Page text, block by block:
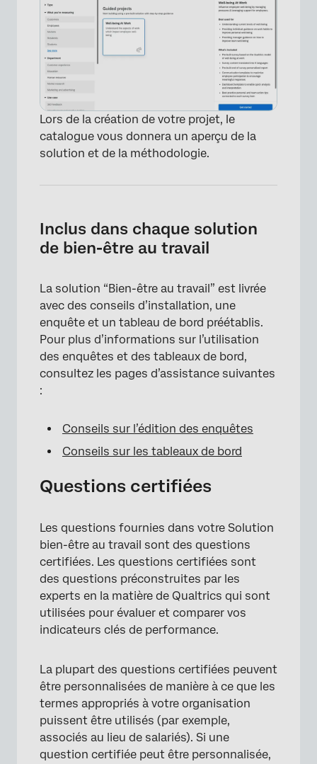
×
Lors de la création de votre projet, le
catalogue vous donnera un aperçu de la
solution et de la méthodologie.
Inclus dans chaque solution
de bien-être au travail
La solution “Bien-être au travail” est livrée
avec des conseils d’installation, une
enquête et un tableau de bord préétablis.
Pour plus d’informations sur l’utilisation
des enquêtes et des tableaux de bord,
consultez les pages d’assistance suivantes
:
Conseils sur l’édition des enquêtes
Conseils sur les tableaux de bord
Questions certifiées
Les questions fournies dans votre Solution
bien-être au travail sont des questions
certifiées. Les questions certifiées sont
des questions préconstruites par les
experts en la matière de Qualtrics qui sont
utilisées pour évaluer et comparer vos
indicateurs clés de performance.
La plupart des questions certifiées peuvent
être personnalisées de manière à ce que les
termes appropriés à votre organisation
puissent être utilisés (par exemple,
associés au lieu de salariés). Si une
question certifiée peut être personnalisée,